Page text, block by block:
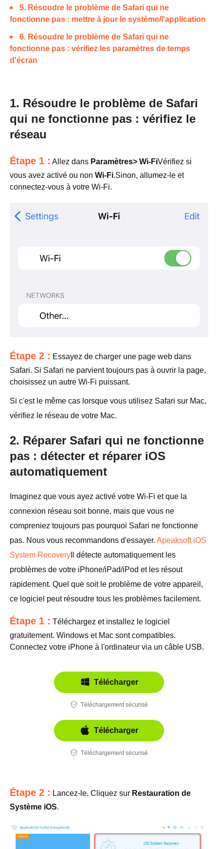
5. Résoudre le problème de Safari qui ne
fonctionne pas : mettre à jour le système/l'application
6. Résoudre le problème de Safari qui ne
fonctionne pas : vérifiez les paramètres de temps
d'écran
1. Résoudre le problème de Safari
qui ne fonctionne pas : vérifiez le
réseau
Étape 1 : Allez dans Paramètres> Wi-FiVérifiez si
vous avez activé ou non Wi-Fi.Sinon, allumez-le et
connectez-vous à votre Wi-Fi.
Étape 2 : Essayez de charger une page web dans
Safari. Si Safari ne parvient toujours pas à ouvrir la page,
choisissez un autre Wi-Fi puissant.
Si c'est le même cas lorsque vous utilisez Safari sur Mac,
vérifiez le réseau de votre Mac.
2. Réparer Safari qui ne fonctionne
pas : détecter et réparer iOS
automatiquement
Imaginez que vous ayez activé votre Wi-Fi et que la
connexion réseau soit bonne, mais que vous ne
compreniez toujours pas pourquoi Safari ne fonctionne
pas. Nous vous recommandons d'essayer. Apeaksoft iOS
System Recovery Il détecte automatiquement les
problèmes de votre iPhone/iPad/iPod et les résout
rapidement. Quel que soit le problème de votre appareil,
ce logiciel peut résoudre tous les problèmes facilement.
Étape 1 : Téléchargez et installez le logiciel
gratuitement. Windows et Mac sont compatibles.
Connectez votre iPhone à l'ordinateur via un câble USB.
Télécharger
Téléchargement sécurisé
Télécharger
Téléchargement sécurisé
Étape 2 : Lancez-le. Cliquez sur Restauration de
Système iOS.